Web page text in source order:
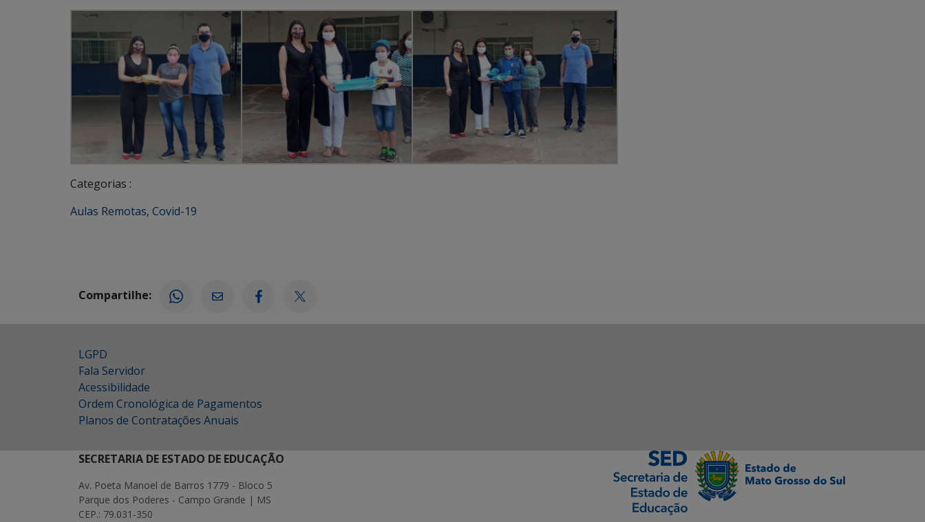
Categorias :
Aulas Remotas, Covid-19
Compartilhe:
LGPD
Fala Servidor
Acessibilidade
Ordem Cronológica de Pagamentos
Planos de Contratações Anuais
SECRETARIA DE ESTADO DE EDUCAÇÃO
Av. Poeta Manoel de Barros 1779 - Bloco 5
Parque dos Poderes - Campo Grande | MS
CEP.: 79.031-350